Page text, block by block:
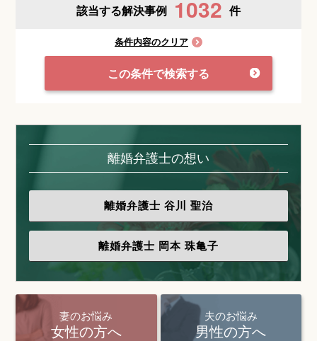
該当する解決事例 1032 件
条件内容のクリア
この条件で検索する
離婚弁護士の想い
離婚弁護士 谷川 聖治
離婚弁護士 岡本 珠亀子
妻のお悩み
女性の方へ
夫のお悩み
男性の方へ